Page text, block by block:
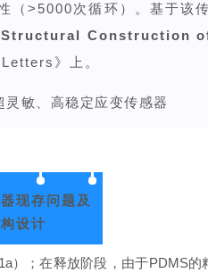
>5000次循环）。基于该
Construction
》上。
现存问题及
设计
；在释放阶段，由于PDMS